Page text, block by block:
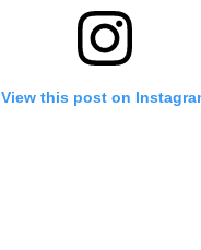
View this post on